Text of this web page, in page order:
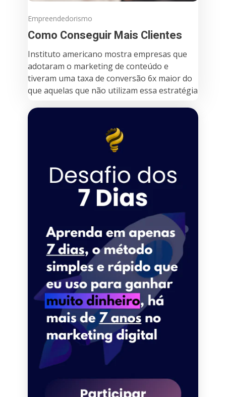
Empreendedorismo
Como Conseguir Mais Clientes
Instituto americano mostra empresas que
adotaram o marketing de conteúdo e
tiveram uma taxa de conversão 6x maior do
que aquelas que não utilizam essa estratégia